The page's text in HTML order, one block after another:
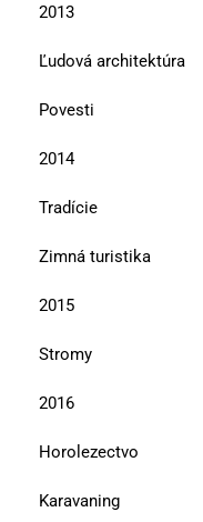
2013
Ľudová architektúra
Povesti
2014
Tradície
Zimná turistika
2015
Stromy
2016
Horolezectvo
Karavaning